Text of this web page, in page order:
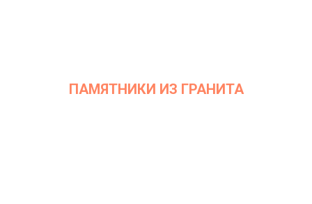
ПАМЯТНИКИ ИЗ ГРАНИТА